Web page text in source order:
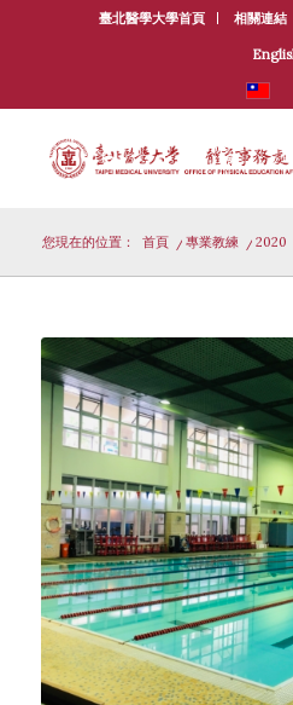
臺北醫學大學首頁 相關連結
您現在的位置： 首頁 / 專業教練 / 2020